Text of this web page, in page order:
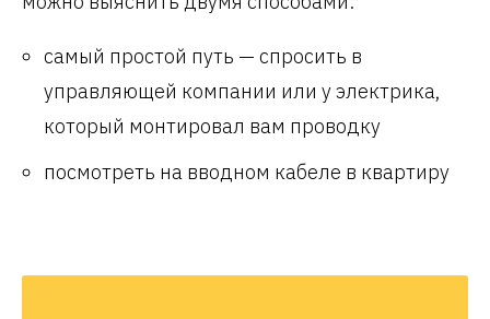
самый простой путь — спросить в
управляющей компании или у электрика,
который монтировал вам проводку
посмотреть на вводном кабеле в квартиру